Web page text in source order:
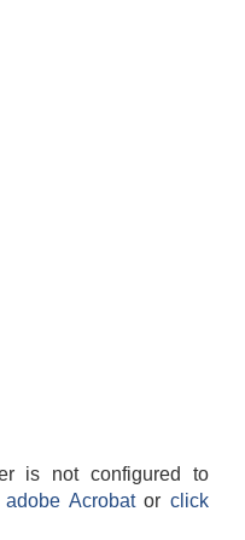
is not configured to
adobe Acrobatorclick